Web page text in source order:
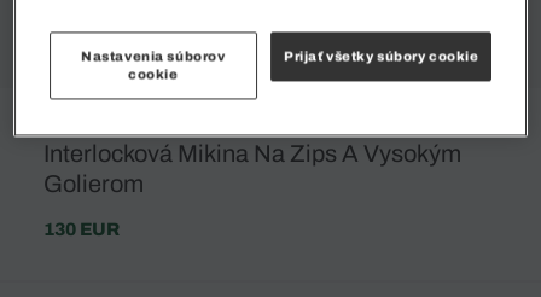
Interlocková Mikina Na Zips A Vysokým
Golierom
130 EUR
Nastavenia súborov
cookie
Prijať všetky súbory cookie